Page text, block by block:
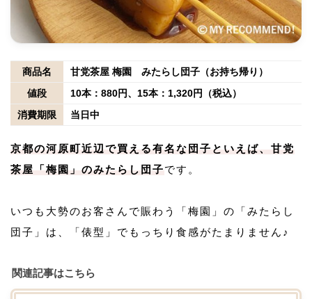
商品名
甘党茶屋 梅園 みたらし団子（お持ち帰り）
値段
10本：880円、15本：1,320円（税込）
消費期限
当日中
京都の河原町近辺で買える有名な団子といえば、甘党
茶屋「梅園」のみたらし団子です。
いつも大勢のお客さんで賑わう「梅園」の「みたらし
団子」は、「俵型」でもっちり食感がたまりません♪
関連記事はこちら